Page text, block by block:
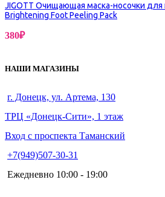
JIGOTT Очищающая маска-носочки для
Brightening Foot Peeling Pack
380₽
НАШИ МАГАЗИНЫ
г. Донецк, ул. Артема, 130
ТРЦ «Донецк-Сити», 1 этаж
Вход с проспекта Таманский
+7(949)507-30-31
Ежедневно 10:00 - 19:00